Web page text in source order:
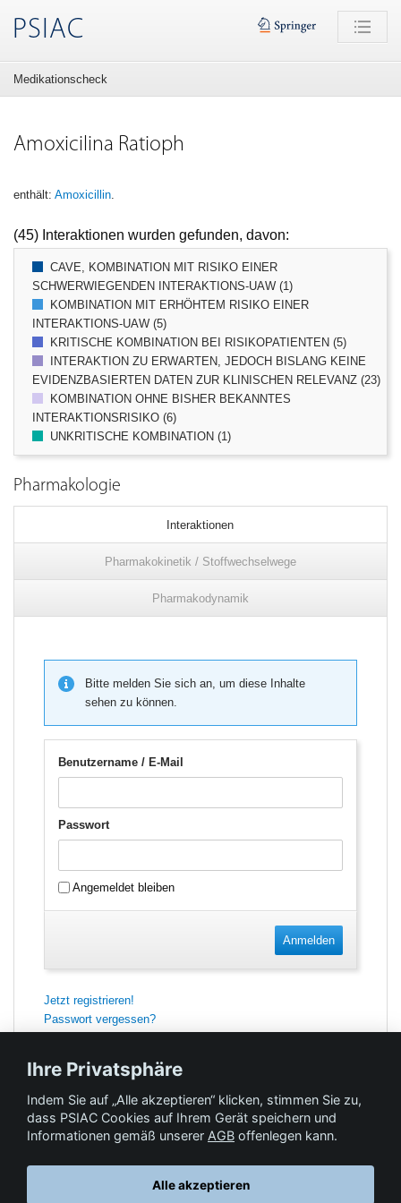
PSIAC
Medikationscheck
Amoxicilina Ratioph
enthält: Amoxicillin.
(45) Interaktionen wurden gefunden, davon:
CAVE, KOMBINATION MIT RISIKO EINER
SCHWERWIEGENDEN INTERAKTIONS-UAW (1)
KOMBINATION MIT ERHÖHTEM RISIKO EINER
INTERAKTIONS-UAW (5)
KRITISCHE KOMBINATION BEI RISIKOPATIENTEN (5)
INTERAKTION ZU ERWARTEN, JEDOCH BISLANG KEINE
EVIDENZBASIERTEN DATEN ZUR KLINISCHEN RELEVANZ (23)
KOMBINATION OHNE BISHER BEKANNTES
INTERAKTIONSRISIKO (6)
UNKRITISCHE KOMBINATION (1)
Pharmakologie
Interaktionen
Pharmakokinetik / Stoffwechselwege
Pharmakodynamik
Bitte melden Sie sich an, um diese Inhalte
sehen zu können.
Benutzername / E-Mail
Passwort
Angemeldet bleiben
Anmelden
Jetzt registrieren!
Passwort vergessen?
Feedback
Ihre Privatsphäre
Indem Sie auf „Alle akzeptieren“ klicken, stimmen Sie zu,
dass PSIAC Cookies auf Ihrem Gerät speichern und
Informationen gemäß unserer AGB offenlegen kann.
Alle akzeptieren